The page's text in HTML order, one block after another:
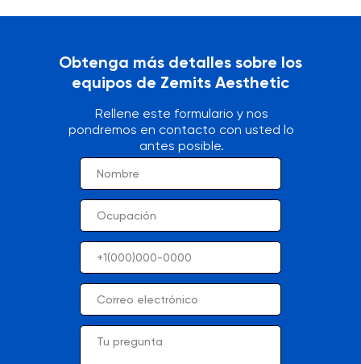
Obtenga más detalles sobre los
equipos de Zemits Aesthetic
Rellene este formulario y nos
pondremos en contacto con usted lo
antes posible.